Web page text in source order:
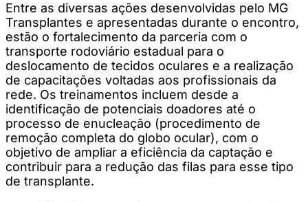
Entre as diversas ações desenvolvidas pelo MG
Transplantes e apresentadas durante o encontro,
estão o fortalecimento da parceria com o
transporte rodoviário estadual para o
deslocamento de tecidos oculares e a realização
de capacitações voltadas aos profissionais da
rede. Os treinamentos incluem desde a
identificação de potenciais doadores até o
processo de enucleação (procedimento de
remoção completa do globo ocular), com o
objetivo de ampliar a eficiência da captação e
contribuir para a redução das filas para esse tipo
de transplante.